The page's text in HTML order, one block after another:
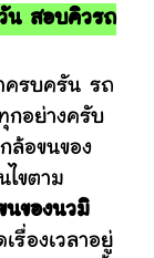
น สอบคิวรถ
รบครัน รถ
กอย่างครับ
ล้อขนของ
ไขตาม
นของนวมิ
รื่องเวลาอยู่